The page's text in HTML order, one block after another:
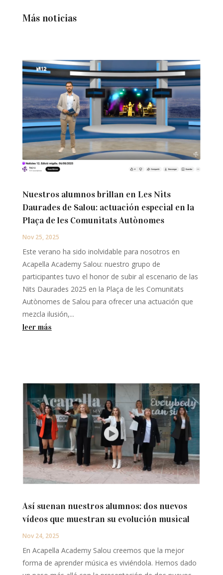
Más noticias
Nuestros alumnos brillan en Les Nits
Daurades de Salou: actuación especial en la
Plaça de les Comunitats Autònomes
Nov 25, 2025
Este verano ha sido inolvidable para nosotros en
Acapella Academy Salou: nuestro grupo de
participantes tuvo el honor de subir al escenario de las
Nits Daurades 2025 en la Plaça de les Comunitats
Autònomes de Salou para ofrecer una actuación que
mezcla ilusión,...
leer más
Así suenan nuestros alumnos: dos nuevos
vídeos que muestran su evolución musical
Nov 24, 2025
En Acapella Academy Salou creemos que la mejor
forma de aprender música es viviéndola. Hemos dado